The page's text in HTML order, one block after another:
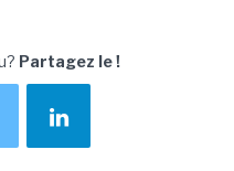
Partagez le !